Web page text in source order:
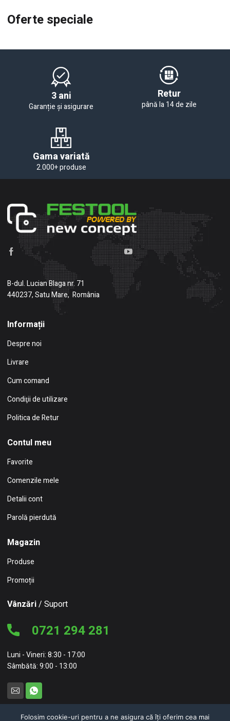
Oferte speciale
3 ani
Garanție și asigurare
Retur
până la 14 de zile
Gama variată
2.000+ produse
B-dul. Lucian Blaga nr. 71
440237, Satu Mare, România
Informații
Despre noi
Livrare
Cum comand
Condiţii de utilizare
Politica de Retur
Contul meu
Favorite
Comenzile mele
Detalii cont
Parolă pierdută
Magazin
Produse
Promoții
Vânzări/ Suport
0721 294 281
Luni - Vineri: 8:30 - 17:00
Sâmbătă: 9:00 - 13:00
Folosim cookie-uri pentru a ne asigura că îți oferim cea mai